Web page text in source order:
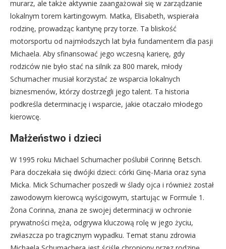
murarz, ale także aktywnie zaangażował się w zarządzanie
lokalnym torem kartingowym. Matka, Elisabeth, wspierała
rodzinę, prowadząc kantynę przy torze. Ta bliskość
motorsportu od najmłodszych lat była fundamentem dla pasji
Michaela. Aby sfinansować jego wczesną karierę, gdy
rodziców nie było stać na silnik za 800 marek, młody
Schumacher musiał korzystać ze wsparcia lokalnych
biznesmenów, którzy dostrzegli jego talent. Ta historia
podkreśla determinację i wsparcie, jakie otaczało młodego
kierowcę.
Małżeństwo i dzieci
W 1995 roku Michael Schumacher poślubił Corinnę Betsch.
Para doczekała się dwójki dzieci: córki Ginę-Maria oraz syna
Micka. Mick Schumacher poszedł w ślady ojca i również został
zawodowym kierowcą wyścigowym, startując w Formule 1.
Żona Corinna, znana ze swojej determinacji w ochronie
prywatności męża, odgrywa kluczową rolę w jego życiu,
zwłaszcza po tragicznym wypadku. Temat stanu zdrowia